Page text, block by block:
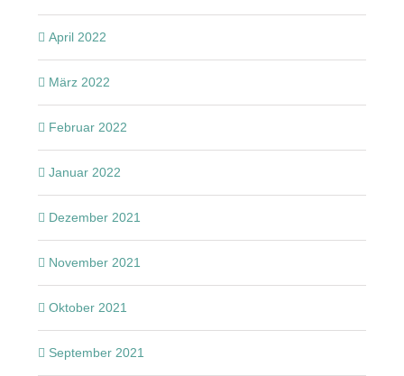
April 2022
März 2022
Februar 2022
Januar 2022
Dezember 2021
November 2021
Oktober 2021
September 2021